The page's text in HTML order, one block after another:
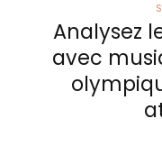
Analysez
avec